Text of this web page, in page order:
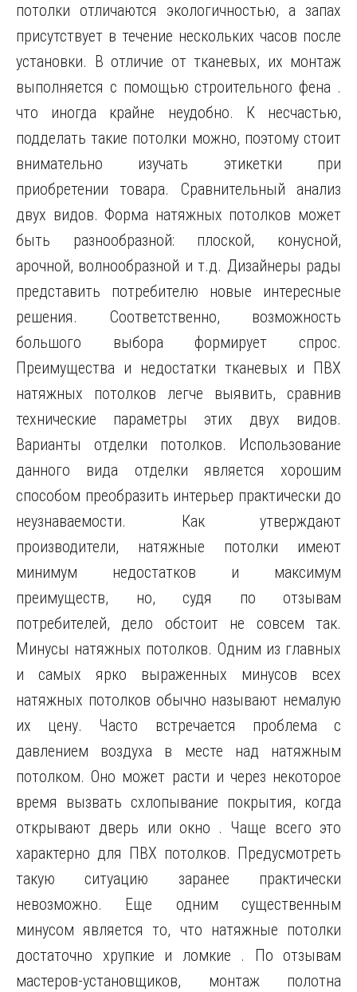
потолки отличаются экологичностью, а запах
присутствует в течение нескольких часов после
установки. В отличие от тканевых, их монтаж
выполняется с помощью строительного фена .
что иногда крайне неудобно. К несчастью,
подделать такие потолки можно, поэтому стоит
внимательно изучать этикетки при
приобретении товара. Сравнительный анализ
двух видов. Форма натяжных потолков может
быть разнообразной: плоской, конусной,
арочной, волнообразной и т.д. Дизайнеры рады
представить потребителю новые интересные
решения. Соответственно, возможность
большого выбора формирует спрос.
Преимущества и недостатки тканевых и ПВХ
натяжных потолков легче выявить, сравнив
технические параметры этих двух видов.
Варианты отделки потолков. Использование
данного вида отделки является хорошим
способом преобразить интерьер практически до
неузнаваемости. Как утверждают
производители, натяжные потолки имеют
минимум недостатков и максимум
преимуществ, но, судя по отзывам
потребителей, дело обстоит не совсем так.
Минусы натяжных потолков. Одним из главных
и самых ярко выраженных минусов всех
натяжных потолков обычно называют немалую
их цену. Часто встречается проблема с
давлением воздуха в месте над натяжным
потолком. Оно может расти и через некоторое
время вызвать схлопывание покрытия, когда
открывают дверь или окно . Чаще всего это
характерно для ПВХ потолков. Предусмотреть
такую ситуацию заранее практически
невозможно. Еще одним существенным
минусом является то, что натяжные потолки
достаточно хрупкие и ломкие . По отзывам
мастеров-установщиков, монтаж полотна